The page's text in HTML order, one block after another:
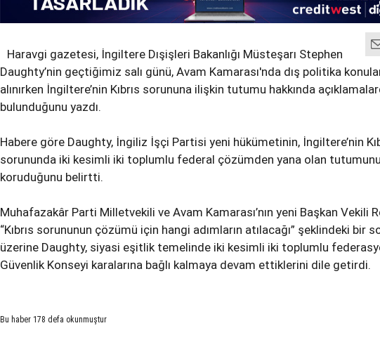
Haravgi gazetesi, İngiltere Dışişleri Bakanlığı Müsteşarı Stephen
Daughty’nin geçtiğimiz salı günü, Avam Kamarası'nda dış politika
alınırken İngiltere’nin Kıbrıs sorununa ilişkin tutumu hakkında
bulunduğunu yazdı.
Habere göre Daughty, İngiliz İşçi Partisi yeni hükümetinin, İngiltere’nin
sorununda iki kesimli iki toplumlu federal çözümden yana olan tutumunu
koruduğunu belirtti.
Muhafazakâr Parti Milletvekili ve Avam Kamarası’nın yeni Başkan Vekili
“Kıbrıs sorununun çözümü için hangi adımların atılacağı” şeklindeki bir
üzerine Daughty, siyasi eşitlik temelinde iki kesimli iki toplumlu
Güvenlik Konseyi karalarına bağlı kalmaya devam ettiklerini dile getirdi.
Bu haber 178 defa okunmuştur